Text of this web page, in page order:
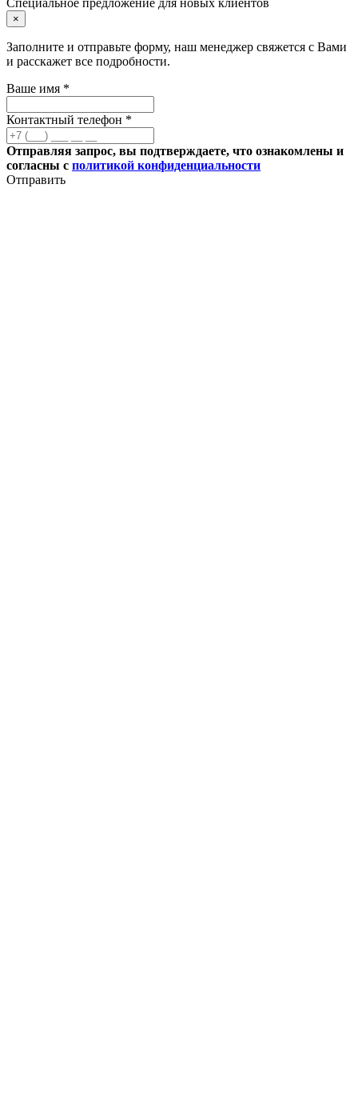
Специальное предложение для новых клиентов
×
Заполните и отправьте форму, наш менеджер свяжется с Вами
и расскажет все подробности.
Ваше имя *
Контактный телефон *
Отправляя запрос, вы подтверждаете, что ознакомлены и
согласны с политикой конфиденциальности
Отправить